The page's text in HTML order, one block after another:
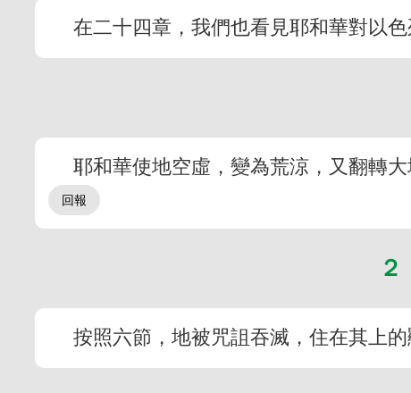
在二十四章，我們也看見耶和華對以
耶和華使地空虛，變為荒涼，又翻轉
按照六節，地被咒詛吞滅，住在其上